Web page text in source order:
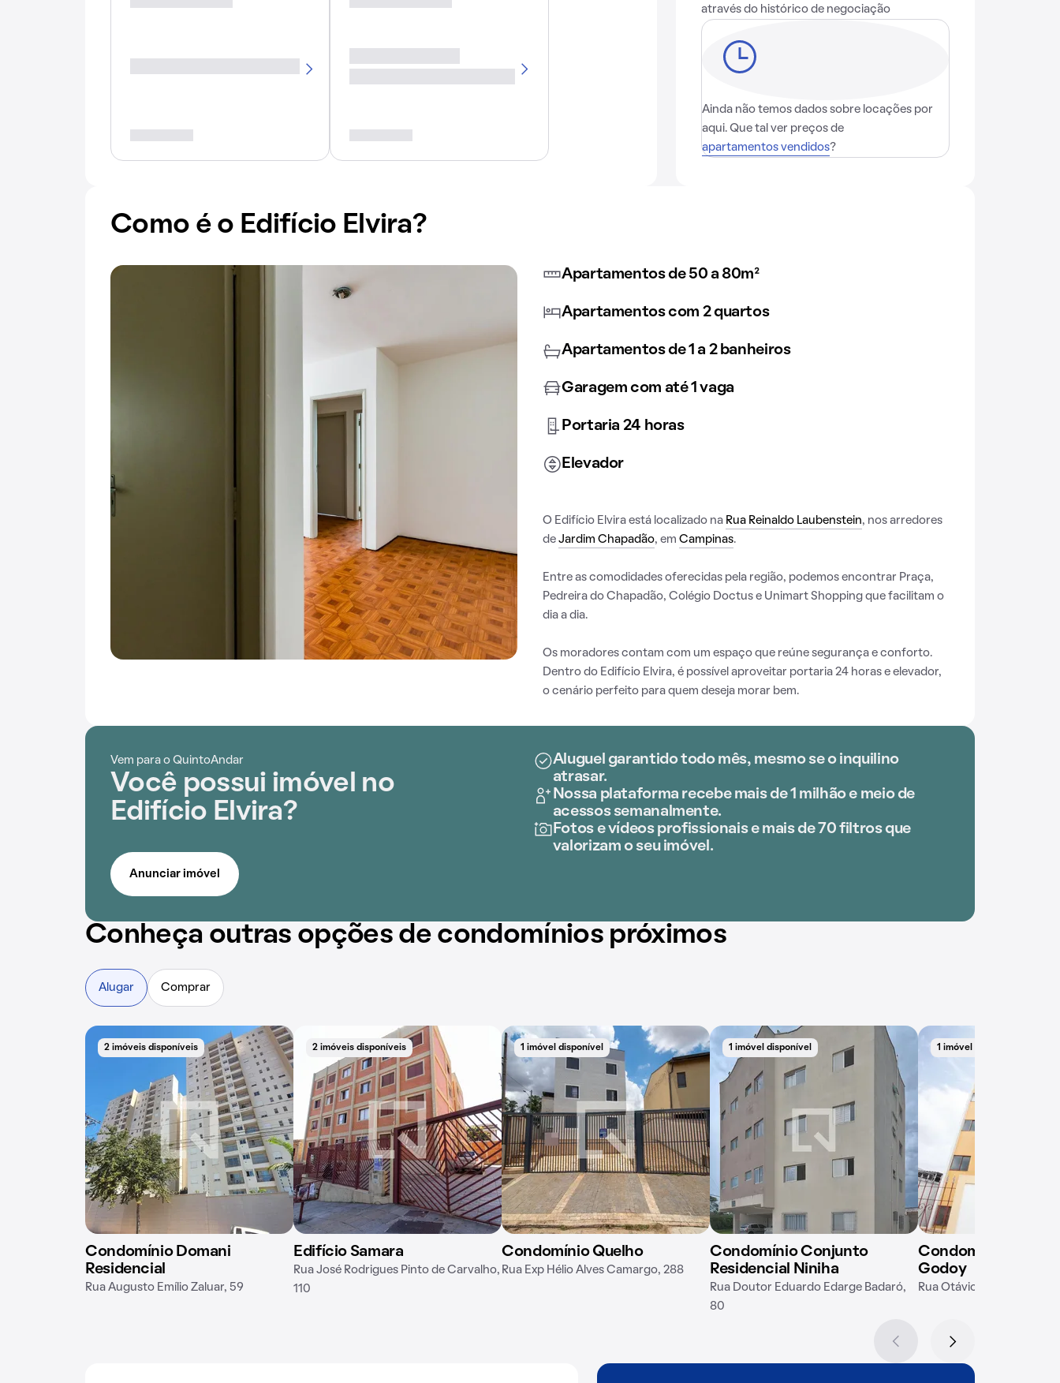
através do histórico de negociação
Ainda não temos dados sobre locações por
aqui. Que tal ver preços de
apartamentos vendidos?
Como é o Edifício Elvira?
Apartamentos de 50 a 80m²
Apartamentos com 2 quartos
Apartamentos de 1 a 2 banheiros
Garagem com até 1 vaga
Portaria 24 horas
Elevador
O Edifício Elvira está localizado na Rua Reinaldo Laubenstein, nos arredores
de Jardim Chapadão, em Campinas.
Entre as comodidades oferecidas pela região, podemos encontrar Praça,
Pedreira do Chapadão, Colégio Doctus e Unimart Shopping que facilitam o
dia a dia.
Os moradores contam com um espaço que reúne segurança e conforto.
Dentro do Edifício Elvira, é possível aproveitar portaria 24 horas e elevador,
o cenário perfeito para quem deseja morar bem.
Vem para o QuintoAndar
Você possui imóvel no
Edifício Elvira?
Aluguel garantido todo mês, mesmo se o inquilino
atrasar.
Nossa plataforma recebe mais de 1 milhão e meio de
acessos semanalmente.
Fotos e vídeos profissionais e mais de 70 filtros que
valorizam o seu imóvel.
Anunciar imóvel
Conheça outras opções de condomínios próximos
Alugar Comprar
2 imóveis disponíveis
Condomínio Domani
Residencial
Rua Augusto Emílio Zaluar, 59
2 imóveis disponíveis
Edifício Samara
Rua José Rodrigues Pinto de Carvalho,
110
1 imóvel disponível
Condomínio Quelho
Rua Exp Hélio Alves Camargo, 288
1 imóvel disponível
Condomínio Conjunto
Residencial Niniha
Rua Doutor Eduardo Edarge Badaró,
80
1 imóvel disponível
Condomínio
Godoy
Rua Otávio Neto, 167